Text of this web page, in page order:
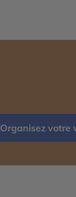
Organisez votre